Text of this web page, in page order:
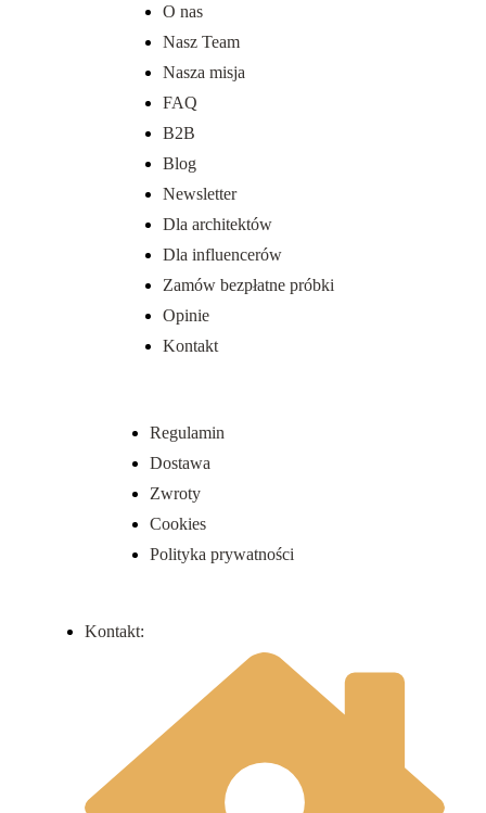
O nas
Nasz Team
Nasza misja
FAQ
B2B
Blog
Newsletter
Dla architektów
Dla influencerów
Zamów bezpłatne próbki
Opinie
Kontakt
Regulamin
Dostawa
Zwroty
Cookies
Polityka prywatności
Kontakt: